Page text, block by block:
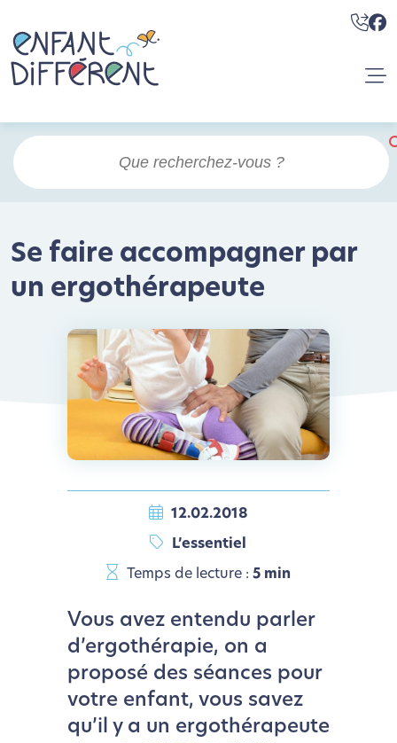
Se faire accompagner par
un ergothérapeute
12.02.2018
L’essentiel
Temps de lecture : 5 min
Vous avez entendu parler
d’ergothérapie, on a
proposé des séances pour
votre enfant, vous savez
qu’il y a un ergothérapeute